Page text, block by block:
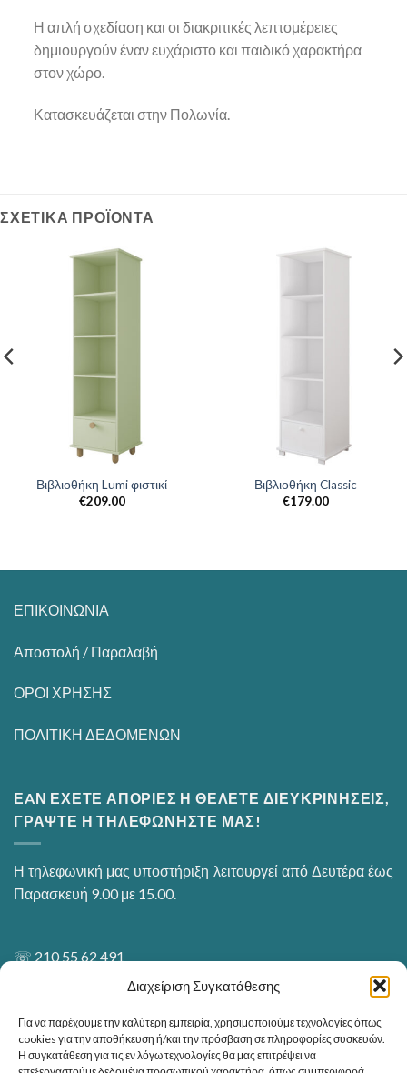
Διαχείριση Συγκατάθεσης
Για να παρέχουμε την καλύτερη εμπειρία, χρησιμοποιούμε τεχνολογίες όπως
cookies για την αποθήκευση ή/και την πρόσβαση σε πληροφορίες συσκευών.
Η συγκατάθεση για τις εν λόγω τεχνολογίες θα μας επιτρέψει να
Η απλή σχεδίαση και οι διακριτικές λεπτομέρειες
δημιουργούν έναν ευχάριστο και παιδικό χαρακτήρα
στον χώρο.
Κατασκευάζεται στην Πολωνία.
ΣΧΕΤΙΚΆ ΠΡΟΪΌΝΤΑ
Βιβλιοθήκη Lumi φιστικί
€209.00
Βιβλιοθήκη Classic
€179.00
ΕΠΙΚΟΙΝΩΝΙΑ
Αποστολή / Παραλαβή
ΟΡΟΙ ΧΡΗΣΗΣ
ΠΟΛΙΤΙΚΗ ΔΕΔΟΜΕΝΩΝ
ΕAΝ ΕΧΕΤΕ ΑΠΟΡΙΕΣ Η ΘΕΛΕΤΕ ΔΙΕΥΚΡΙΝΗΣΕΙΣ,
ΓΡΑΨΤΕ Η ΤΗΛΕΦΩΝΗΣΤΕ ΜΑΣ!
Η τηλεφωνική μας υποστήριξη λειτουργεί από Δευτέρα έως
Παρασκευή 9.00 με 15.00.
☏ 210 55 62 491
ΕΙΜΑΣΤΕ ΣΤΗΝ ΕΛΕΥΣΙΝΑ